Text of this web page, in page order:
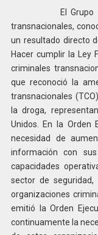
El Grupo de
transnacionales,
un resultado directo
Hacer cumplir la Ley
criminales
que reconoció la
transnacionales
la droga,
Unidos. En la Orden
necesidad de
información con
capacidades
sector de
organizaciones
emitió la Orden
continuamente la